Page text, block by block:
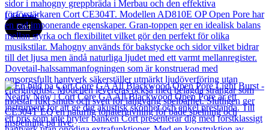
Läs mer
Cort